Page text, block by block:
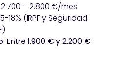
– 2.800 €/mes
18% (IRPF y Seguridad
Entre 1.900 € y 2.200 €